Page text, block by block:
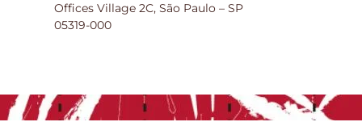
Offices Village 2C, São Paulo – SP
05319-000